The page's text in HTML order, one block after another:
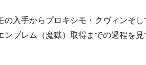
の入手からプロキシモ・クヴィンそし
ブレム（魔獄）取得までの過程を見